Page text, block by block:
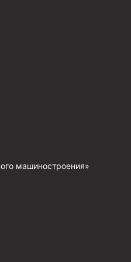
машиностроения»